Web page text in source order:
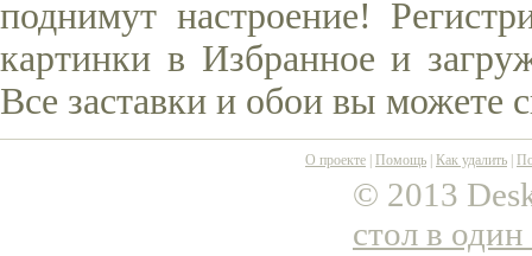
поднимут настроение!
картинки в Избранное и
Все заставки и обои вы можете
О проекте Помощь Как удалить
© 2013
стол в